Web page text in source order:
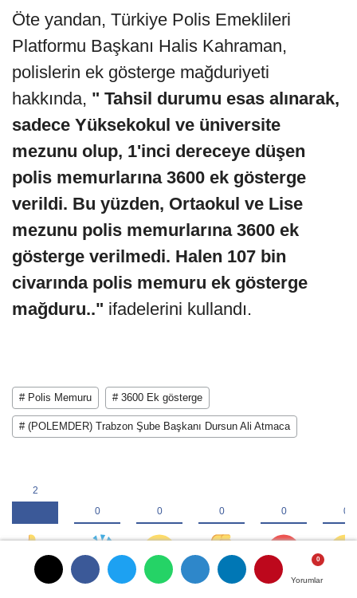
Yorumlar
Yorumlar
Öte yandan, Türkiye Polis Emeklileri
Platformu Başkanı Halis Kahraman,
polislerin ek gösterge mağduriyeti
hakkında, " Tahsil durumu esas alınarak,
sadece Yüksekokul ve üniversite
mezunu olup, 1'inci dereceye düşen
polis memurlarına 3600 ek gösterge
verildi. Bu yüzden, Ortaokul ve Lise
mezunu polis memurlarına 3600 ek
gösterge verilmedi. Halen 107 bin
civarında polis memuru ek gösterge
mağduru.." ifadelerini kullandı.
# Polis Memuru # 3600 Ek gösterge
# (POLEMDER) Trabzon Şube Başkanı Dursun Ali Atmaca